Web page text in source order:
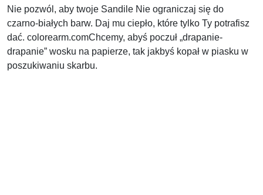
Nie pozwól, aby twoje Sandile Nie ograniczaj się do
czarno-białych barw. Daj mu ciepło, które tylko Ty potrafisz
dać. colorearm.comChcemy, abyś poczuł „drapanie-
drapanie” wosku na papierze, tak jakbyś kopał w piasku w
poszukiwaniu skarbu.